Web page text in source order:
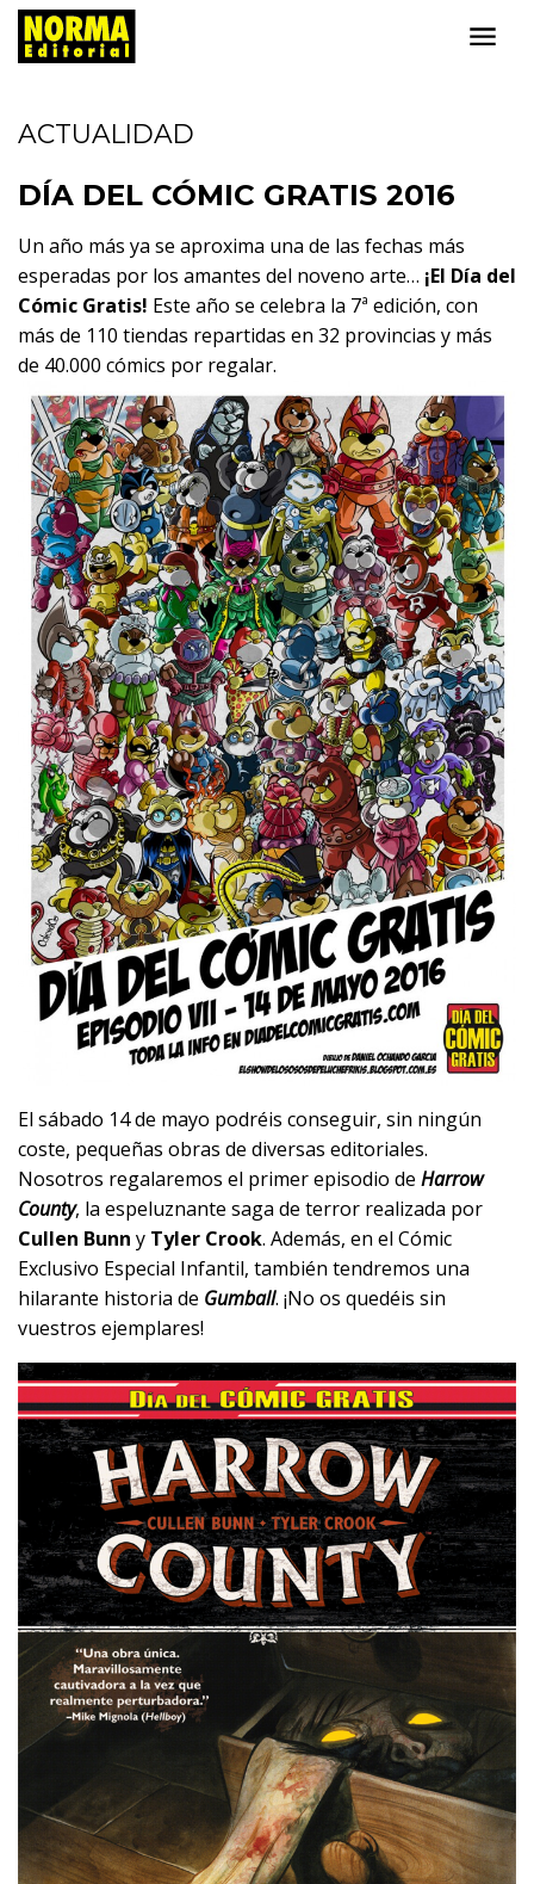
ACTUALIDAD
DÍA DEL CÓMIC GRATIS 2016
Un año más ya se aproxima una de las fechas más
esperadas por los amantes del noveno arte… ¡El Día del
Cómic Gratis! Este año se celebra la 7ª edición, con
más de 110 tiendas repartidas en 32 provincias y más
de 40.000 cómics por regalar.
El sábado 14 de mayo podréis conseguir, sin ningún
coste, pequeñas obras de diversas editoriales.
Nosotros regalaremos el primer episodio de Harrow
County, la espeluznante saga de terror realizada por
Cullen Bunn y Tyler Crook. Además, en el Cómic
Exclusivo Especial Infantil, también tendremos una
hilarante historia de Gumball. ¡No os quedéis sin
vuestros ejemplares!